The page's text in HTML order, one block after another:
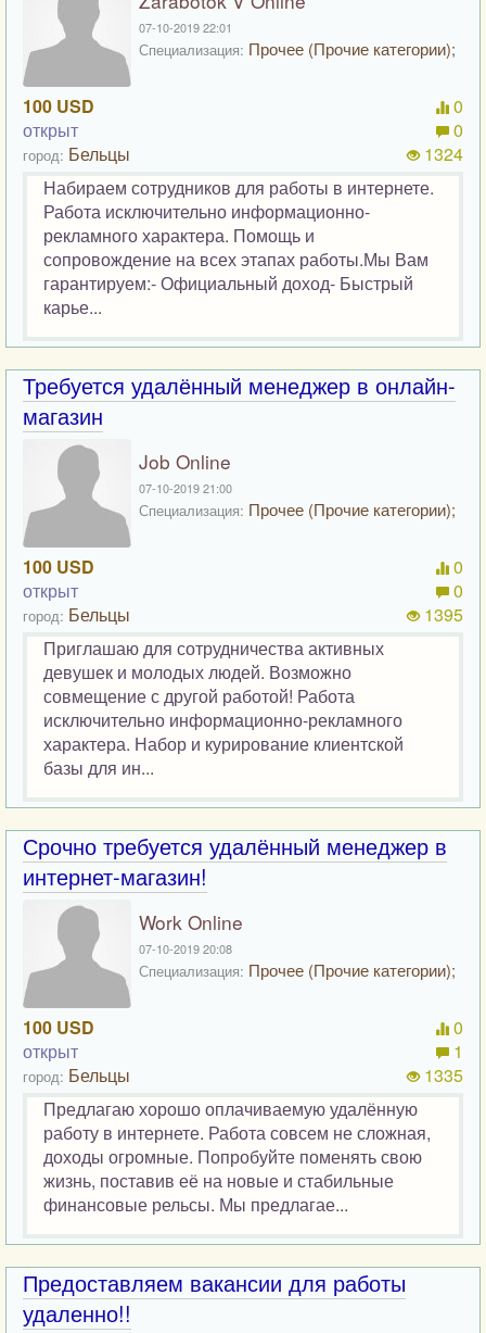
07-10-2019 22:01
Специализация: Прочее (Прочие категории);
100 USD
открыт
город: Бельцы
0
0
1324
Набираем сотрудников для работы в интернете.
Работа исключительно информационно-
рекламного характера. Помощь и
сопровождение на всех этапах работы.Мы Вам
гарантируем:- Официальный доход- Быстрый
карье...
Требуется удалённый менеджер в онлайн-
магазин
Job Online
07-10-2019 21:00
Специализация: Прочее (Прочие категории);
100 USD
открыт
город: Бельцы
0
0
1395
Приглашаю для сотрудничества активных
девушек и молодых людей. Возможно
совмещение с другой работой! Работа
исключительно информационно-рекламного
характера. Набор и курирование клиентской
базы для ин...
Срочно требуется удалённый менеджер в
интернет-магазин!
Work Online
07-10-2019 20:08
Специализация: Прочее (Прочие категории);
100 USD
открыт
город: Бельцы
0
1
1335
Предлагаю хорошо оплачиваемую удалённую
работу в интернете. Работа совсем не сложная,
доходы огромные. Попробуйте поменять свою
жизнь, поставив её на новые и стабильные
финансовые рельсы. Мы предлагае...
Предоставляем вакансии для работы
удаленно!!